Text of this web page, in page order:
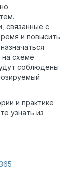
связанные с
и повысить
на схеме
соблюдены
и практике
узнать из